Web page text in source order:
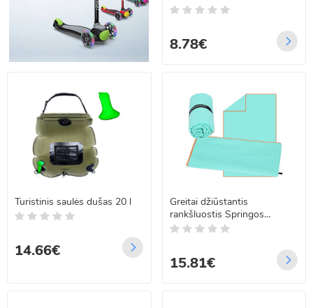
8.78€
Turistinis saulės dušas 20 l
14.66€
Greitai džiūstantis
rankšluostis Springos
CS0115, 75 x 150 cm
15.81€